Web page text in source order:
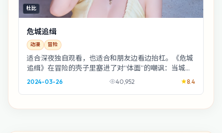
杜比
危城追缉
动漫 冒险
适合深夜独自观看，也适合和朋友边看边抬杠。《危城
追缉》在冒险的壳子里塞进了对“体面”的嘲讽：当城市
把噪音调低一格，故事就从这里裂开口子。
2024-03-26 40,952 8.4